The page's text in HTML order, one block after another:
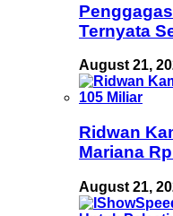
Ternyata
August 21,
Ridwan
Mariana
August 21,